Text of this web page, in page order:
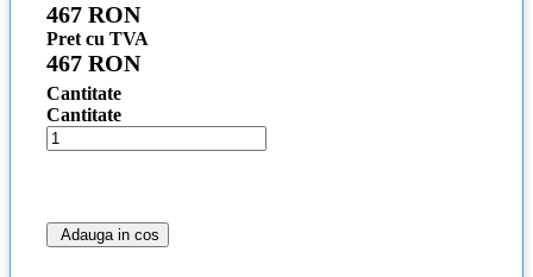
467 RON
Pret cu TVA
467 RON
Cantitate
Cantitate
Adauga in cos